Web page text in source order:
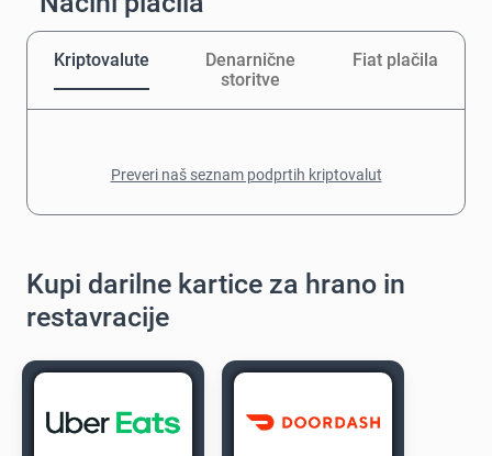
Kriptovalute
Denarnične
storitve
Fiat plačila
Preveri naš seznam podprtih kriptovalut
Kupi darilne kartice za hrano in
restavracije